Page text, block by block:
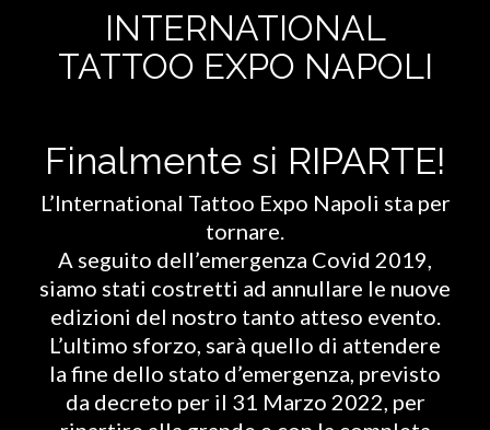
INTERNATIONAL
TATTOO EXPO NAPOLI
Finalmente si RIPARTE!
L’International Tattoo Expo Napoli sta per
tornare.
A seguito dell’emergenza Covid 2019,
siamo stati costretti ad annullare le nuove
edizioni del nostro tanto atteso evento.
L’ultimo sforzo, sarà quello di attendere
la fine dello stato d’emergenza, previsto
da decreto per il 31 Marzo 2022, per